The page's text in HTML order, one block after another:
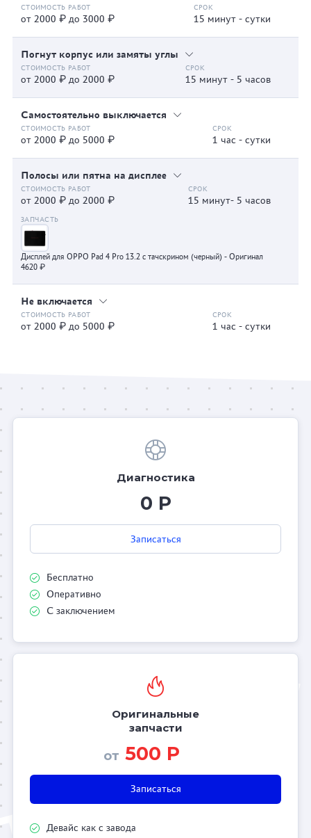
от 2000 ₽ до 3000 ₽ 15 минут - сутки
Погнут корпус или замяты углы
от 2000 ₽ до 2000 ₽ 15 минут - 5 часов
Самостоятельно выключается
от 2000 ₽ до 5000 ₽ 1 час - сутки
Полосы или пятна на дисплее
от 2000 ₽ до 2000 ₽ 15 минут- 5 часов
Дисплей для OPPO Pad 4 Pro 13.2 с тачскрином (черный) - Оригинал
4620 ₽
Не включается
от 2000 ₽ до 5000 ₽ 1 час - сутки
Диагностика
0 Р
Записаться
Бесплатно
Оперативно
С заключением
Оригинальные
запчасти
от 500 Р
Записаться
Девайс как с завода